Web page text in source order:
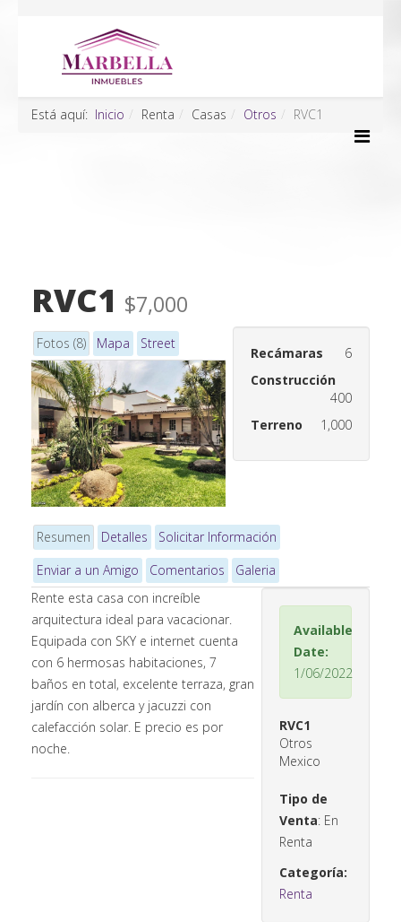
Está aquí: Inicio Renta Casas Otros RVC1
RVC1 $7,000
Fotos (8) Mapa Street
Recámaras
6
Construcción
400
Terreno
1,000
Resumen Detalles
Solicitar Información
Enviar a un Amigo
Comentarios
Galeria
Rente esta casa con increíble
arquitectura ideal para vacacionar.
Equipada con SKY e internet cuenta
con 6 hermosas habitaciones, 7
baños en total, excelente terraza, gran
jardín con alberca y jacuzzi con
calefacción solar. E precio es por
noche.
Available
Date:
1/06/2022
RVC1
Otros
Mexico
Tipo de
Venta: En
Renta
Categoría:
Renta